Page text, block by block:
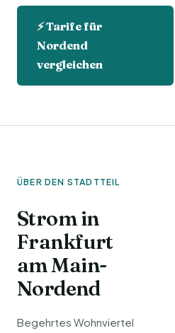
⚡ Tarife für
Nordend
vergleichen
ÜBER DEN STADTTEIL
Strom in
Frankfurt
am Main-
Nordend
Begehrtes Wohnviertel